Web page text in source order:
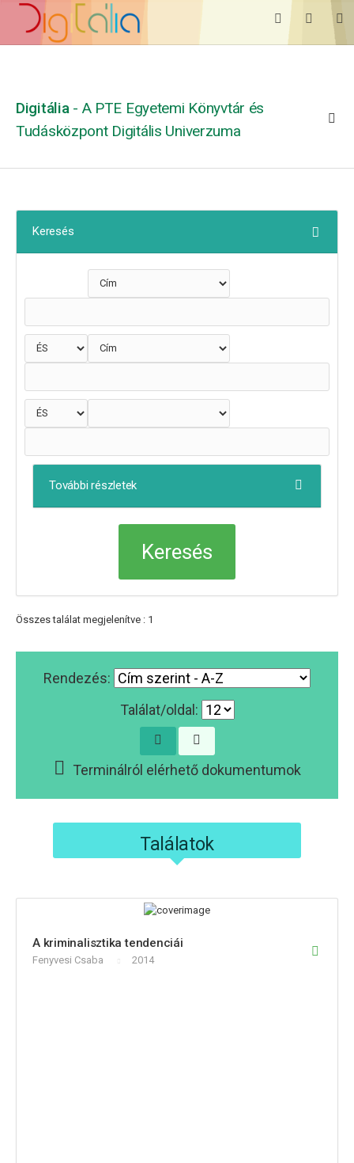
Digitália - A PTE Egyetemi Könyvtár és
Tudásközpont Digitális Univerzuma
Keresés
További részletek
Összes találat megjelenítve : 1
Rendezés:
Találat/oldal:
Terminálról elérhető dokumentumok
Találatok
A kriminalisztika tendenciái
Fenyvesi Csaba 2014